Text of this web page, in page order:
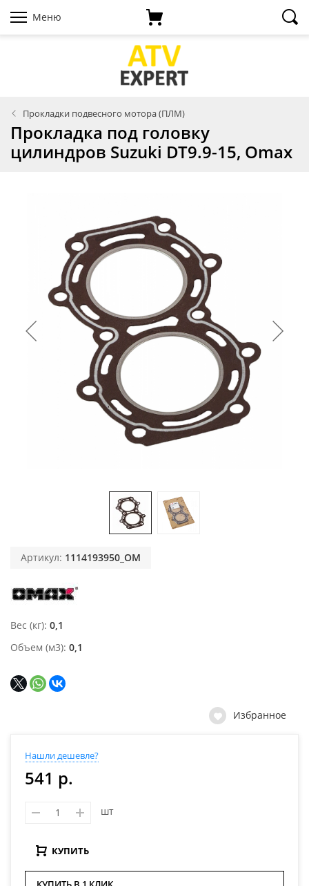
Меню
Прокладки подвесного мотора (ПЛМ)
Прокладка под головку
цилиндров Suzuki DT9.9-15, Omax
Артикул: 1114193950_OM
Вес (кг) 0,1
Объем (м3) 0,1
Избранное
Нашли дешевле?
541 р.
шт
КУПИТЬ